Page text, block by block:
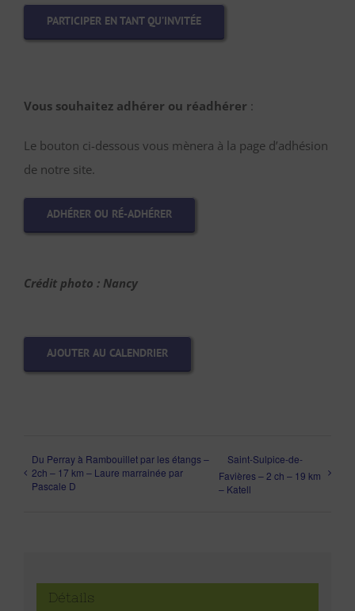
PARTICIPER EN TANT QU’INVITÉE
Vous souhaitez adhérer ou réadhérer :
Le bouton ci-dessous vous mènera à la page d’adhésion
de notre site.
ADHÉRER OU RÉ-ADHÉRER
Crédit photo : Nancy
AJOUTER AU CALENDRIER
Du Perray à Rambouillet par les étangs –
2ch – 17 km – Laure marrainée par
Pascale D
Saint-Sulpice-de-
Favières – 2 ch – 19 km
– Katell
Détails